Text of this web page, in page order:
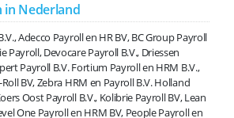
in Nederland
Adecco Payroll en HR BV, BC Group Payroll
Payroll, Devocare Payroll B.V., Driessen
Payroll B.V. Fortium Payroll en HRM B.V.,
Roll BV, Zebra HRM en Payroll B.V. Holland
Oost Payroll B.V., Kolibrie Payroll BV, Lean
One Payroll en HRM BV, People Payroll en